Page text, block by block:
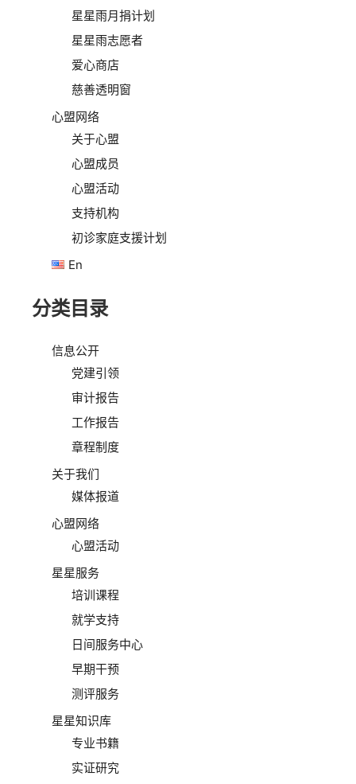
星星雨月捐计划
星星雨志愿者
爱心商店
慈善透明窗
心盟网络
关于心盟
心盟成员
心盟活动
支持机构
初诊家庭支援计划
En
分类目录
信息公开
党建引领
审计报告
工作报告
章程制度
关于我们
媒体报道
心盟网络
心盟活动
星星服务
培训课程
就学支持
日间服务中心
早期干预
测评服务
星星知识库
专业书籍
实证研究